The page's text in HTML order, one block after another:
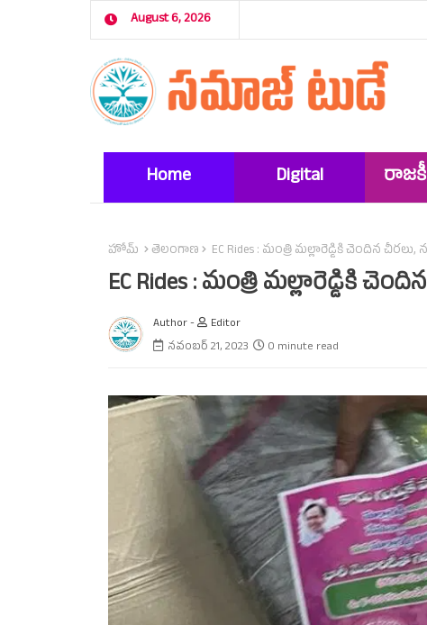
August 6, 2026
Home
Digital
హోమ్ తెలంగాణ EC Rides : మంత్రి మల్లారెడ్డికి చెందిన
EC Rides : మంత్రి మల్లారెడ్డికి
Author -
Editor
నవంబర్ 21, 2023
0 minute read